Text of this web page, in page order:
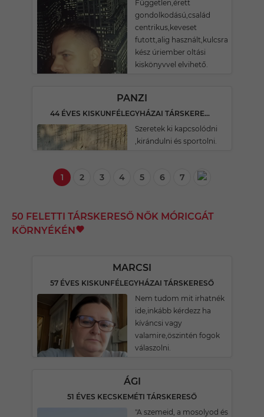
Független,érett
gondolkodású,család
centrikus,keveset
futott,alig használt,kulcsra
kész úriember oltási
kiskönyvvel elvihető.
PANZI
44 ÉVES KISKUNFÉLEGYHÁZAI TÁRSKERESŐ
Szeretek ki kapcsolódni
,kirándulni és sportolni.
1 2 3 4 5 6 7
50 FELETTI TÁRSKERESŐ NŐK MÓRICGÁT
KÖRNYÉKÉN
MARCSI
57 ÉVES KISKUNFÉLEGYHÁZAI TÁRSKERESŐ
Nem tudom mit irhatnék
ide,inkább kérdezz ha
kíváncsi vagy
valamire,öszintén fogok
válaszolni.
ÁGI
51 ÉVES KECSKEMÉTI TÁRSKERESŐ
"A szemeid, a mosolyod és